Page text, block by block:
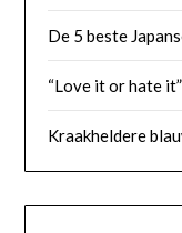
De 5 beste
“Love it or hate
Kraakheldere